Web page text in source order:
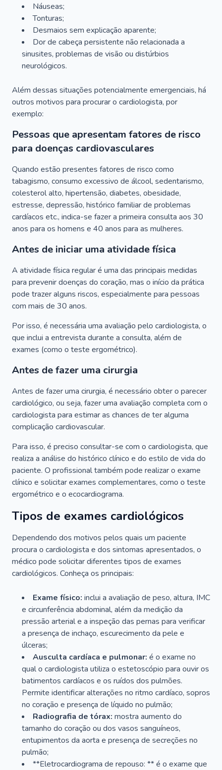
Náuseas;
Tonturas;
Desmaios sem explicação aparente;
Dor de cabeça persistente não relacionada a
sinusites, problemas de visão ou distúrbios
neurológicos.
Além dessas situações potencialmente emergenciais, há
outros motivos para procurar o cardiologista, por
exemplo:
Pessoas que apresentam fatores de risco
para doenças cardiovasculares
Quando estão presentes fatores de risco como
tabagismo, consumo excessivo de álcool, sedentarismo,
colesterol alto, hipertensão, diabetes, obesidade,
estresse, depressão, histórico familiar de problemas
cardíacos etc., indica-se fazer a primeira consulta aos 30
anos para os homens e 40 anos para as mulheres.
Antes de iniciar uma atividade física
A atividade física regular é uma das principais medidas
para prevenir doenças do coração, mas o início da prática
pode trazer alguns riscos, especialmente para pessoas
com mais de 30 anos.
Por isso, é necessária uma avaliação pelo cardiologista, o
que inclui a entrevista durante a consulta, além de
exames (como o teste ergométrico).
Antes de fazer uma cirurgia
Antes de fazer uma cirurgia, é necessário obter o parecer
cardiológico, ou seja, fazer uma avaliação completa com o
cardiologista para estimar as chances de ter alguma
complicação cardiovascular.
Para isso, é preciso consultar-se com o cardiologista, que
realiza a análise do histórico clínico e do estilo de vida do
paciente. O profissional também pode realizar o exame
clínico e solicitar exames complementares, como o teste
ergométrico e o ecocardiograma.
Tipos de exames cardiológicos
Dependendo dos motivos pelos quais um paciente
procura o cardiologista e dos sintomas apresentados, o
médico pode solicitar diferentes tipos de exames
cardiológicos. Conheça os principais:
Exame físico: inclui a avaliação de peso, altura, IMC
e circunferência abdominal, além da medição da
pressão arterial e a inspeção das pernas para verificar
a presença de inchaço, escurecimento da pele e
úlceras;
Ausculta cardíaca e pulmonar: é o exame no
qual o cardiologista utiliza o estetoscópio para ouvir os
batimentos cardíacos e os ruídos dos pulmões.
Permite identificar alterações no ritmo cardíaco, sopros
no coração e presença de líquido no pulmão;
Radiografia de tórax: mostra aumento do
tamanho do coração ou dos vasos sanguíneos,
entupimentos da aorta e presença de secreções no
pulmão;
**Eletrocardiograma de repouso: ** é o exame que